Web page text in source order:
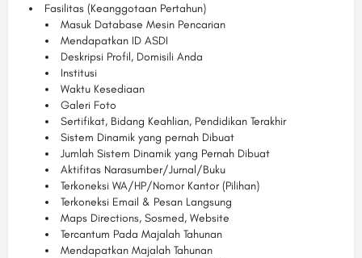
Fasilitas (Keanggotaan Pertahun)
Masuk Database Mesin Pencarian
Mendapatkan ID ASDI
Deskripsi Profil, Domisili Anda
Institusi
Waktu Kesediaan
Galeri Foto
Sertifikat, Bidang Keahlian, Pendidikan Terakhir
Sistem Dinamik yang pernah Dibuat
Jumlah Sistem Dinamik yang Pernah Dibuat
Aktifitas Narasumber/Jurnal/Buku
Terkoneksi WA/HP/Nomor Kantor (Pilihan)
Terkoneksi Email & Pesan Langsung
Maps Directions, Sosmed, Website
Tercantum Pada Majalah Tahunan
Mendapatkan Majalah Tahunan